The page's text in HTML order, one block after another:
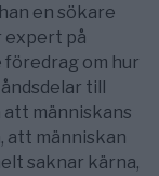
en sökare
expert på
om hur
till
att människans
att människan
saknar kärna,